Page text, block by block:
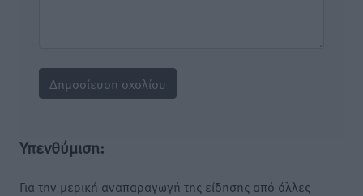
Υπενθύμιση:
Για την μερική αναπαραγωγή της είδησης από άλλες